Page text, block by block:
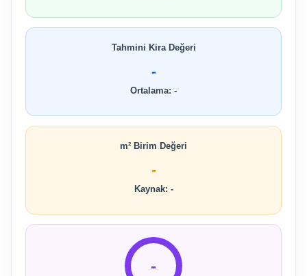
Tahmini Kira Değeri
-
Ortalama: -
m² Birim Değeri
-
Kaynak: -
-